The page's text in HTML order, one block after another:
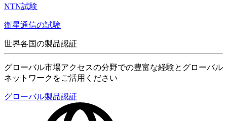
NTN試験
衛星通信の試験
世界各国の製品認証
グローバル市場アクセスの分野での豊富な経験とグローバル
ネットワークをご活用ください
グローバル製品認証